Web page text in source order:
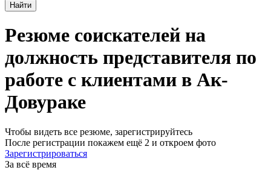
Найти
Резюме соискателей на
должность представителя по
работе с клиентами в Ак-
Довураке
Чтобы видеть все резюме, зарегистрируйтесь
После регистрации покажем ещё 2 и откроем фото
Зарегистрироваться
За всё время